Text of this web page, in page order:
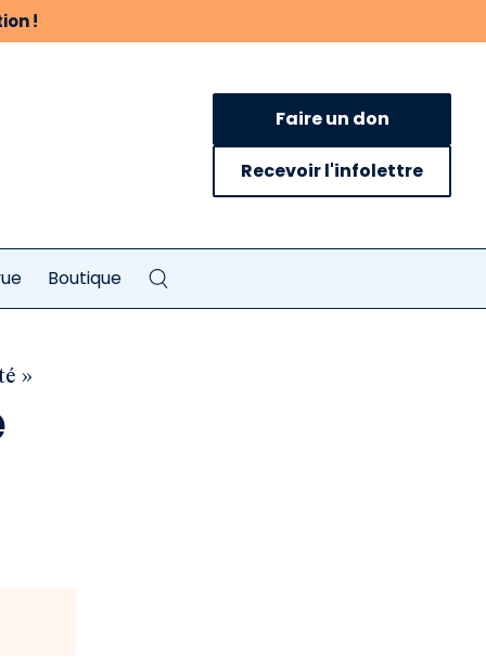
!
Faire un don
Recevoir l'infolettre
Boutique
»